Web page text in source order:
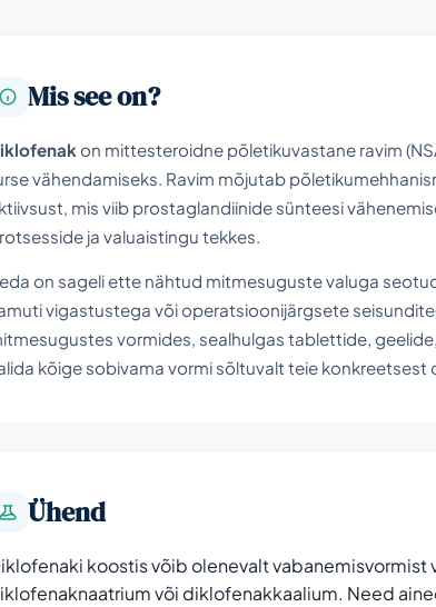
Mis see on?
on mittesteroidne põletikuvastane ravim
vähendamiseks. Ravim mõjutab
mis viib prostaglandiinide sünteesi
ja valuaistingu tekkes.
on sageli ette nähtud mitmesuguste valuga
vigastustega või operatsioonijärgsete
vormides, sealhulgas tablettide,
kõige sobivama vormi sõltuvalt teie konkreetsest
Ühend
koostis võib olenevalt
või diklofenakkaalium. Need